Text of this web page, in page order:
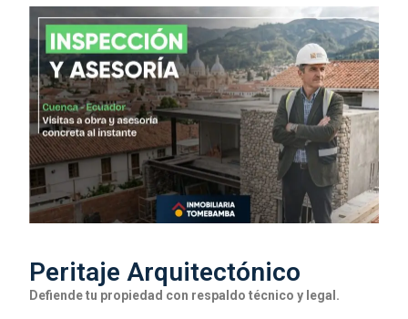
Peritaje Arquitectónico
Defiende tu propiedad con respaldo técnico y legal.